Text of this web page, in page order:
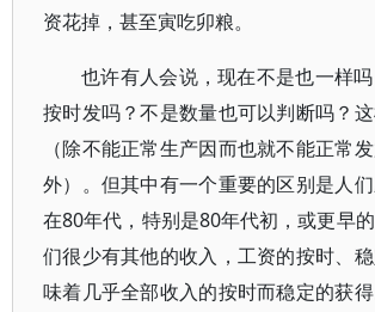
资花掉，甚至寅吃卯粮。
也许有人会说，现在不是也一样
按时发吗？不是数量也可以判断吗？
（除不能正常生产因而也就不能正常
外）。但其中有一个重要的区别是人们
在80年代，特别是80年代初，或更早
们很少有其他的收入，工资的按时、
味着几乎全部收入的按时而稳定的获